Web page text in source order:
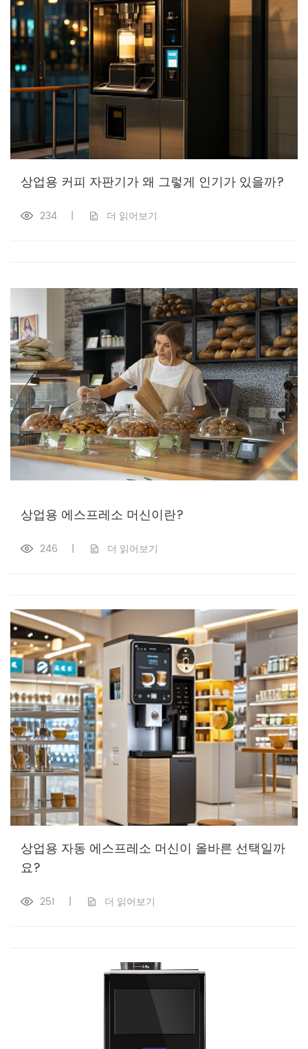
상업용 커피 자판기가 왜 그렇게 인기가 있을까?
234 | 더 읽어보기
상업용 에스프레소 머신이란?
246 | 더 읽어보기
상업용 자동 에스프레소 머신이 올바른 선택일까
요?
251 | 더 읽어보기